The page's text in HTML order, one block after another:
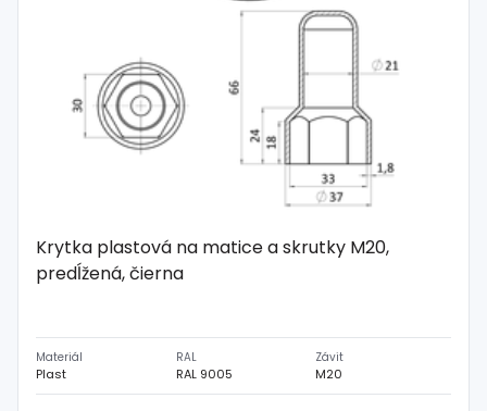
Krytka plastová na matice a skrutky M20,
predĺžená, čierna
Materiál
Plast
RAL
RAL 9005
Závit
M20